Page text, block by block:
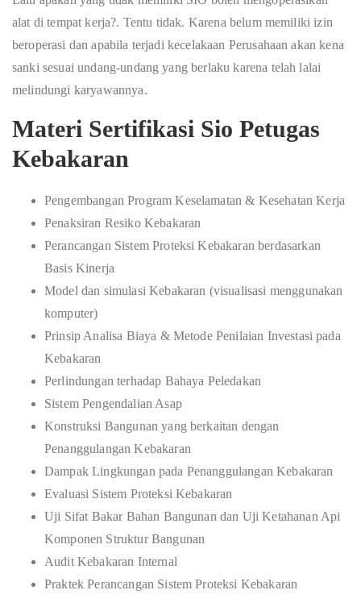
alat di tempat kerja?. Tentu tidak. Karena belum memiliki izin
beroperasi dan apabila terjadi kecelakaan Perusahaan akan kena
sanki sesuai undang-undang yang berlaku karena telah lalai
melindungi karyawannya.
Materi Sertifikasi Sio Petugas
Kebakaran
Pengembangan Program Keselamatan & Kesehatan Kerja
Penaksiran Resiko Kebakaran
Perancangan Sistem Proteksi Kebakaran berdasarkan
Basis Kinerja
Model dan simulasi Kebakaran (visualisasi menggunakan
komputer)
Prinsip Analisa Biaya & Metode Penilaian Investasi pada
Kebakaran
Perlindungan terhadap Bahaya Peledakan
Sistem Pengendalian Asap
Konstruksi Bangunan yang berkaitan dengan
Penanggulangan Kebakaran
Dampak Lingkungan pada Penanggulangan Kebakaran
Evaluasi Sistem Proteksi Kebakaran
Uji Sifat Bakar Bahan Bangunan dan Uji Ketahanan Api
Komponen Struktur Bangunan
Audit Kebakaran Internal
Praktek Perancangan Sistem Proteksi Kebakaran